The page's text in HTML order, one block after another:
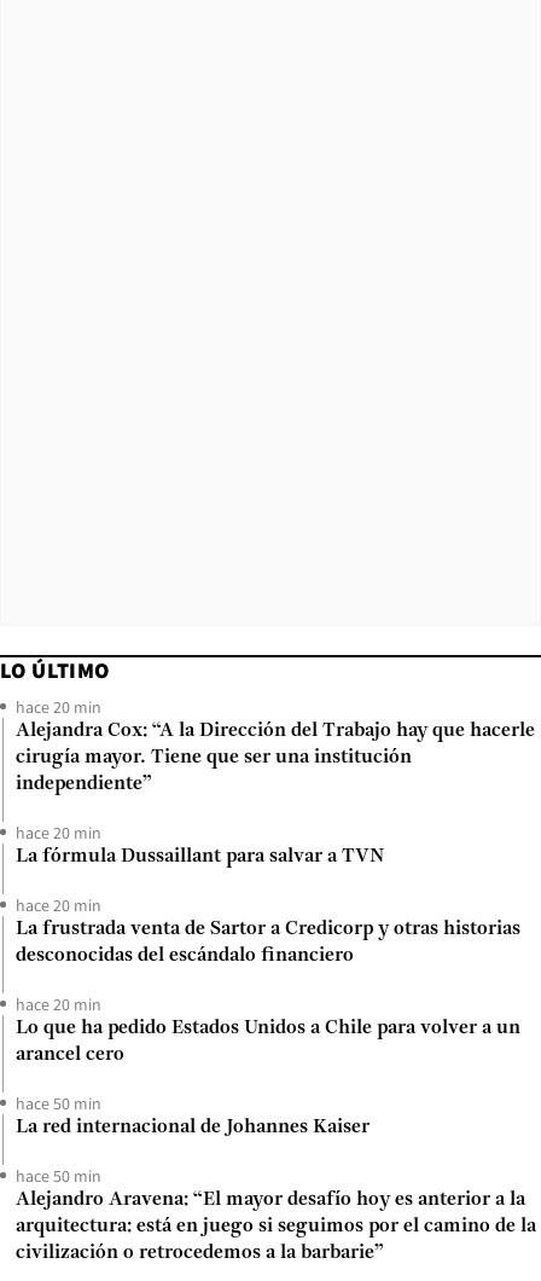
LO ÚLTIMO
hace 20 min
Alejandra Cox: “A la Dirección del Trabajo hay que hacerle
cirugía mayor. Tiene que ser una institución
independiente”
hace 20 min
La fórmula Dussaillant para salvar a TVN
hace 20 min
La frustrada venta de Sartor a Credicorp y otras historias
desconocidas del escándalo financiero
hace 20 min
Lo que ha pedido Estados Unidos a Chile para volver a un
arancel cero
hace 50 min
La red internacional de Johannes Kaiser
hace 50 min
Alejandro Aravena: “El mayor desafío hoy es anterior a la
arquitectura: está en juego si seguimos por el camino de la
civilización o retrocedemos a la barbarie”